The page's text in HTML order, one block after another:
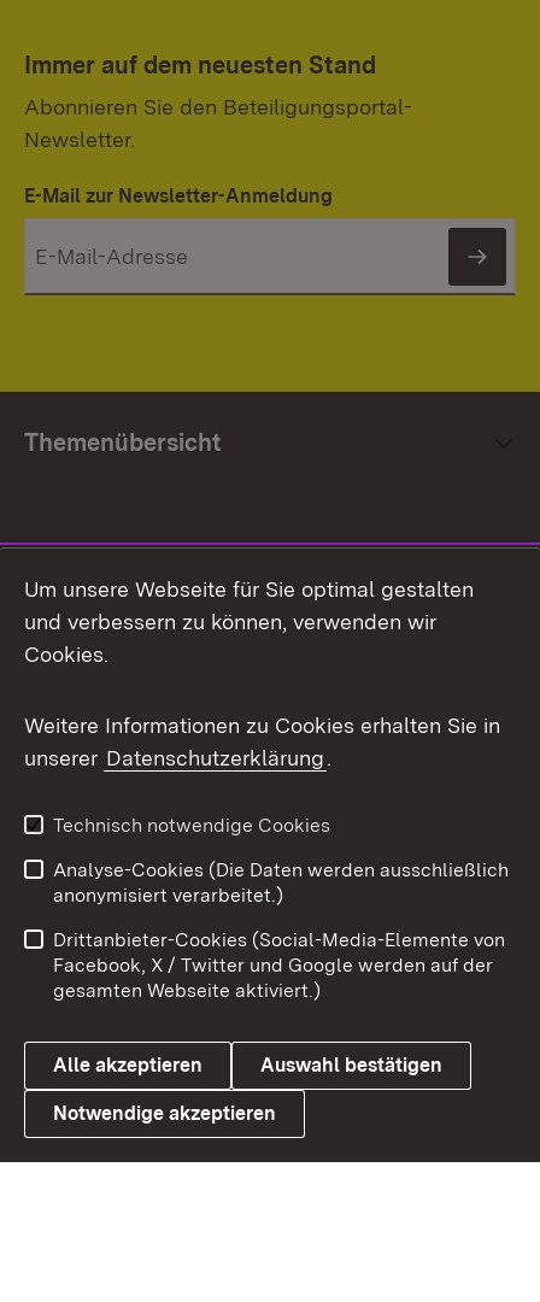
Immer auf dem neuesten Stand
Abonnieren Sie den Beteiligungsportal-
Newsletter.
E-Mail zur Newsletter-Anmeldung
Themenübersicht
Facebook
X / Twitter
Youtube
Link zum Landesportal
Impressum
Kontakt
Barrierefreiheit
Datenschutz
Cookies
Um unsere Webseite für Sie optimal gestalten
und verbessern zu können, verwenden wir
Cookies.
Weitere Informationen zu Cookies erhalten Sie in
unserer Datenschutzerklärung.
Technisch notwendige Cookies
Analyse-Cookies (Die Daten werden ausschließlich
anonymisiert verarbeitet.)
Drittanbieter-Cookies (Social-Media-Elemente von
Facebook, X / Twitter und Google werden auf der
gesamten Webseite aktiviert.)
Alle akzeptieren Auswahl bestätigen
Notwendige akzeptieren